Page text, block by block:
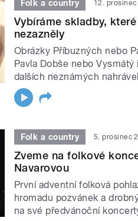
Folk a country 12. prosinec
Vybíráme skladby,
nezazněly
Obrázky Příbuzných nebo
Pavla Dobše nebo
dalších neznámých
Folk a country 5. prosinec
Zveme na folkové
Navarovou
První adventní folková
hromadu pozvánek a
na své předvánoční